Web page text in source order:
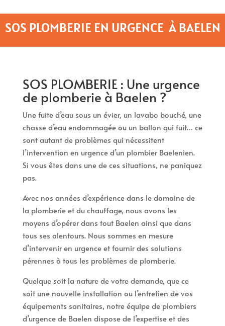
SOS PLOMBERIE EN URGENCE À BAELEN
SOS PLOMBERIE : Une urgence
de plomberie à Baelen ?
Une fuite d’eau sous un évier, un lavabo bouché, une
chasse d’eau endommagée ou un ballon qui fuit… ce
sont autant de problèmes qui nécessitent
l’intervention en urgence d’un plombier Baelenien.
Si vous êtes dans une de ces situations, ne paniquez
pas.
Avec nos années d’expérience dans le domaine de
la plomberie et du chauffage, nous avons les
moyens d’opérer dans tout Baelen ainsi que dans
tous ses alentours. Nous sommes en mesure
d’intervenir en urgence et fournir des solutions
pérennes à tous les problèmes de plomberie.
Quelque soit la nature de votre demande, que ce
soit une nouvelle installation ou l’entretien de vos
équipements sanitaires, notre équipe de plombiers
d’urgence de Baelen dispose de l’expertise et des